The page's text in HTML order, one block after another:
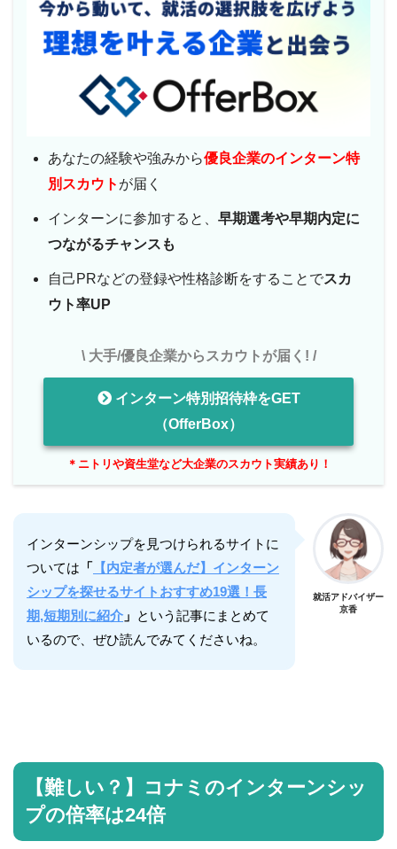
あなたの経験や強みから優良企業のインターン特
別スカウト が届く
インターンに参加すると、 早期選考や早期内定に
つながるチャンスも
自己PRなどの登録や性格診断をすることでスカ
ウト率UP
\ 大手/優良企業からスカウトが届く! /
インターン特別招待枠をGET
（OfferBox）
＊ニトリや資生堂など大企業のスカウト実績あり！
インターンシップを見つけられるサイトに
ついては 「 【内定者が選んだ】インターン
シップを探せるサイトおすすめ19選！長
期,短期別に紹介 」 という記事にまとめて
いるので、ぜひ読んでみてくださいね。
就活アドバイザー
京香
【難しい？】コナミのインターンシッ
プの倍率は24倍